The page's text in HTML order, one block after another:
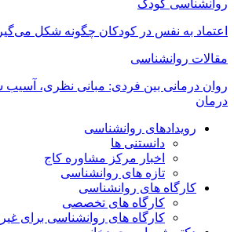
روانشناسی کودک
اعتماد به‌ نفس در کودکان چگونه شکل
مقالات روانشناسی
روان درمانی بین فردی: مبانی نظری، آسیب
درمان
رویدادهای روانشناسی
دانستنی ها
اخبار مرکز مشاوره کاج
تازه های روانشناسی
کارگاه های روانشناسی
کارگاه های تخصصی
کارگاه های روانشناسی برای